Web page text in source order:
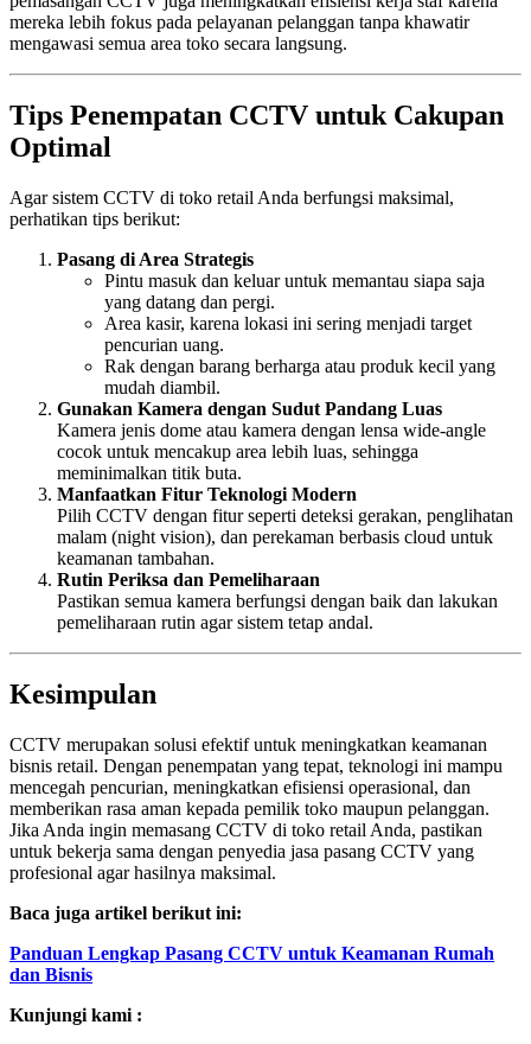
mereka lebih fokus pada pelayanan pelanggan tanpa khawatir
mengawasi semua area toko secara langsung.
Tips Penempatan CCTV untuk Cakupan
Optimal
Agar sistem CCTV di toko retail Anda berfungsi maksimal,
perhatikan tips berikut:
Pasang di Area Strategis
Pintu masuk dan keluar untuk memantau siapa saja
yang datang dan pergi.
Area kasir, karena lokasi ini sering menjadi target
pencurian uang.
Rak dengan barang berharga atau produk kecil yang
mudah diambil.
Gunakan Kamera dengan Sudut Pandang Luas
Kamera jenis dome atau kamera dengan lensa wide-angle
cocok untuk mencakup area lebih luas, sehingga
meminimalkan titik buta.
Manfaatkan Fitur Teknologi Modern
Pilih CCTV dengan fitur seperti deteksi gerakan, penglihatan
malam (night vision), dan perekaman berbasis cloud untuk
keamanan tambahan.
Rutin Periksa dan Pemeliharaan
Pastikan semua kamera berfungsi dengan baik dan lakukan
pemeliharaan rutin agar sistem tetap andal.
Kesimpulan
CCTV merupakan solusi efektif untuk meningkatkan keamanan
bisnis retail. Dengan penempatan yang tepat, teknologi ini mampu
mencegah pencurian, meningkatkan efisiensi operasional, dan
memberikan rasa aman kepada pemilik toko maupun pelanggan.
Jika Anda ingin memasang CCTV di toko retail Anda, pastikan
untuk bekerja sama dengan penyedia jasa pasang CCTV yang
profesional agar hasilnya maksimal.
Baca juga artikel berikut ini:
Panduan Lengkap Pasang CCTV untuk Keamanan Rumah
dan Bisnis
Kunjungi kami :